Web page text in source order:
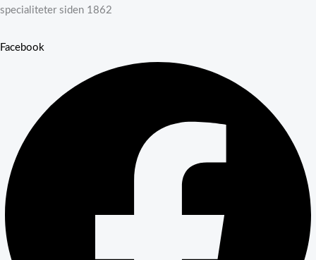
specialiteter siden 1862
Facebook